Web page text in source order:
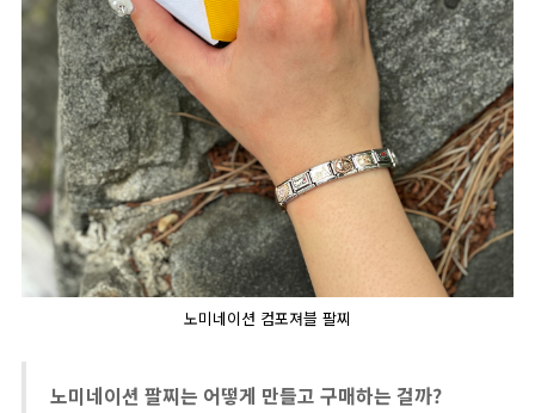
노미네이션 컴포져블 팔찌
노미네이션 팔찌는 어떻게 만들고 구매하는 걸까?